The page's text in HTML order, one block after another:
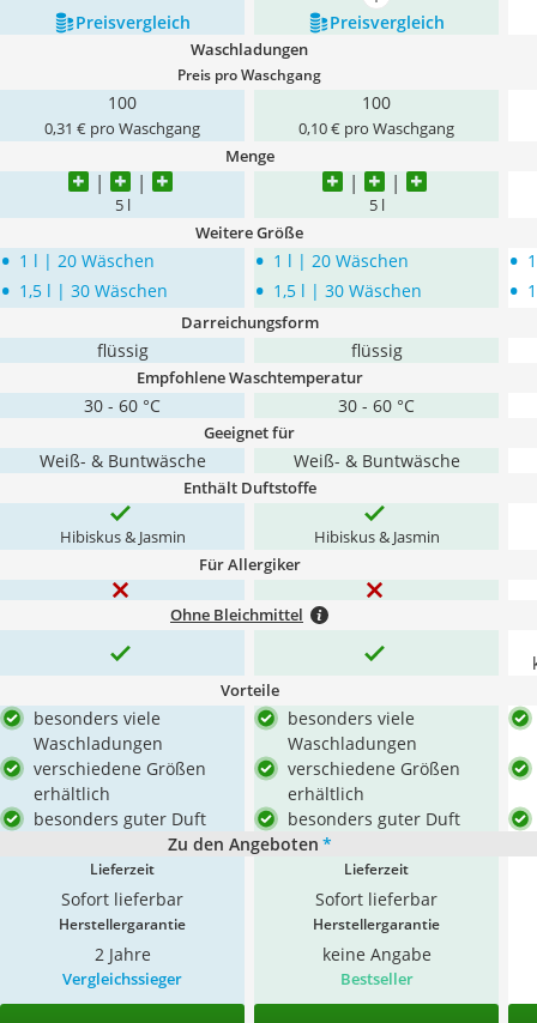
Preis­vergleich
Preis­vergleich
Waschladungen
Preis pro Waschgang
100
0,31 € pro Waschgang
100
0,10 € pro Waschgang
Menge
5 l 5 l
Weitere Größe
• 1 l | 20 Wäschen
• 1,5 l | 30 Wäschen
• 1 l | 20 Wäschen
• 1,5 l | 30 Wäschen
•
•
Darreichungsform
flüssig flüssig
Empfohlene Waschtemperatur
30 - 60 °C 30 - 60 °C
Geeignet für
Weiß- & Buntwäsche Weiß- & Buntwäsche
Enthält Duftstoffe
Hibiskus & Jasmin Hibiskus & Jasmin
Für Allergiker
Ohne Bleichmittel
Vorteile
besonders viele
Waschladungen
verschiedene Größen
erhältlich
besonders guter Duft
besonders viele
Waschladungen
verschiedene Größen
erhältlich
besonders guter Duft
Zu den Angeboten *
Lieferzeit
Sofort lieferbar
Lieferzeit
Sofort lieferbar
Herstellergarantie
2 Jahre
Herstellergarantie
keine Angabe
Vergleichssieger Bestseller